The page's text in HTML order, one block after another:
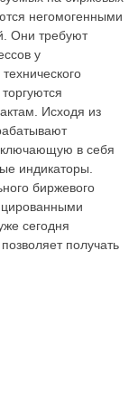
негомогенными
Они требуют
у
Исходя из
в себя
индикаторы.
биржевого
сегодня
получать